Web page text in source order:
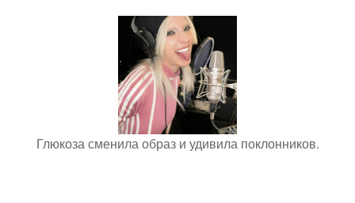
Глюкоза сменила образ и удивила поклонников.